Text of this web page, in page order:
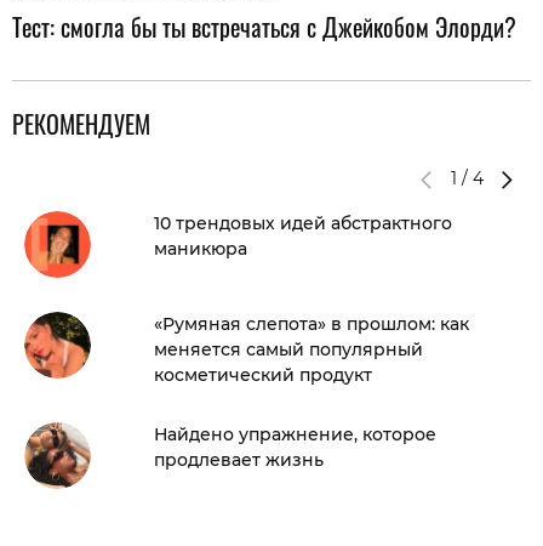
Тест: смогла бы ты встречаться с Джейкобом Элорди?
РЕКОМЕНДУЕМ
1 / 4
10 трендовых идей абстрактного
маникюра
«Румяная слепота» в прошлом: как
меняется самый популярный
косметический продукт
Найдено упражнение, которое
продлевает жизнь